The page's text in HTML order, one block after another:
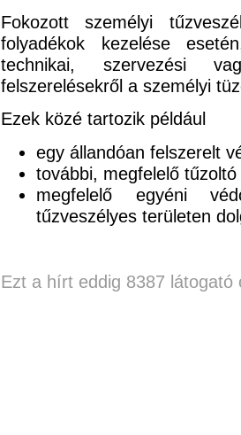
Fokozott személyi
folyadékok kezelése
technikai, szervezési
felszerelésekről a személyi
Ezek közé tartozik például
egy állandóan felszerelt
további, megfelelő
megfelelő egyéni
tűzveszélyes területen
Ezt a hírt eddig 8387 látogató